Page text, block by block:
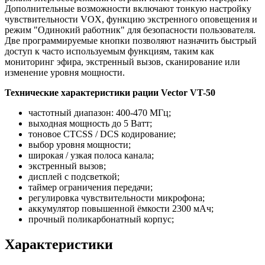
Дополнительные возможности включают тонкую настройку
чувствительности VOX, функцию экстренного оповещения и
режим "Одинокий работник" для безопасности пользователя.
Две программируемые кнопки позволяют назначить быстрый
доступ к часто используемым функциям, таким как
мониторинг эфира, экстренный вызов, сканирование или
изменение уровня мощности.
Технические характеристики рации Vector VT-50
частотный диапазон: 400-470 МГц;
выходная мощность до 5 Ватт;
тоновое CTCSS / DCS кодирование;
выбор уровня мощности;
широкая / узкая полоса канала;
экстренный вызов;
дисплей с подсветкой;
таймер ограничения передачи;
регулировка чувствительности микрофона;
аккумулятор повышенной ёмкости 2300 мАч;
прочный поликарбонатный корпус;
Характеристики